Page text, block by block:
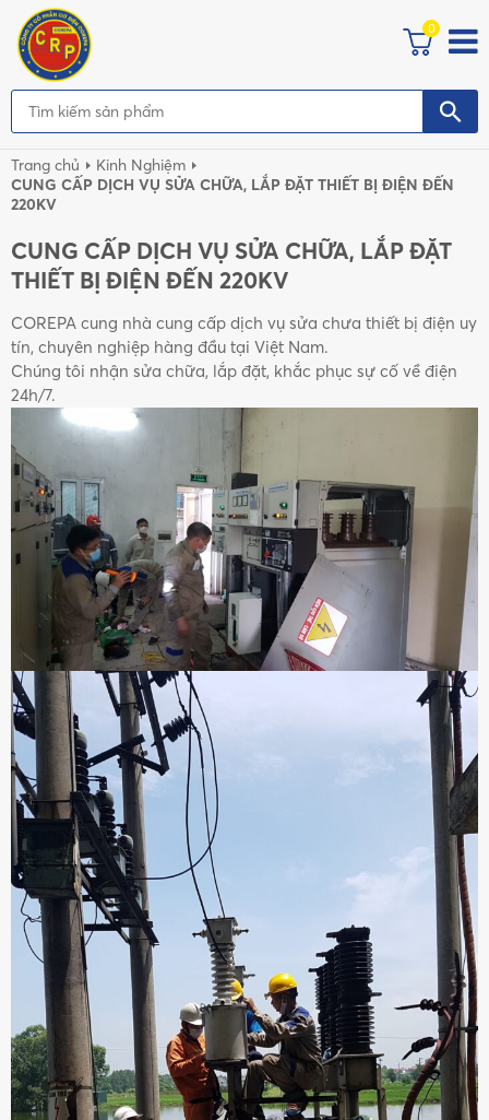
0
Trang chủ
Kinh Nghiệm
CUNG CẤP DỊCH VỤ SỬA CHỮA, LẮP ĐẶT THIẾT BỊ ĐIỆN ĐẾN
220KV
CUNG CẤP DỊCH VỤ SỬA CHỮA, LẮP ĐẶT
THIẾT BỊ ĐIỆN ĐẾN 220KV
COREPA cung nhà cung cấp dịch vụ sửa chưa thiết bị điện uy
tín, chuyên nghiệp hàng đầu tại Việt Nam.
Chúng tôi nhận sửa chữa, lắp đặt, khắc phục sự cố về điện
24h/7.